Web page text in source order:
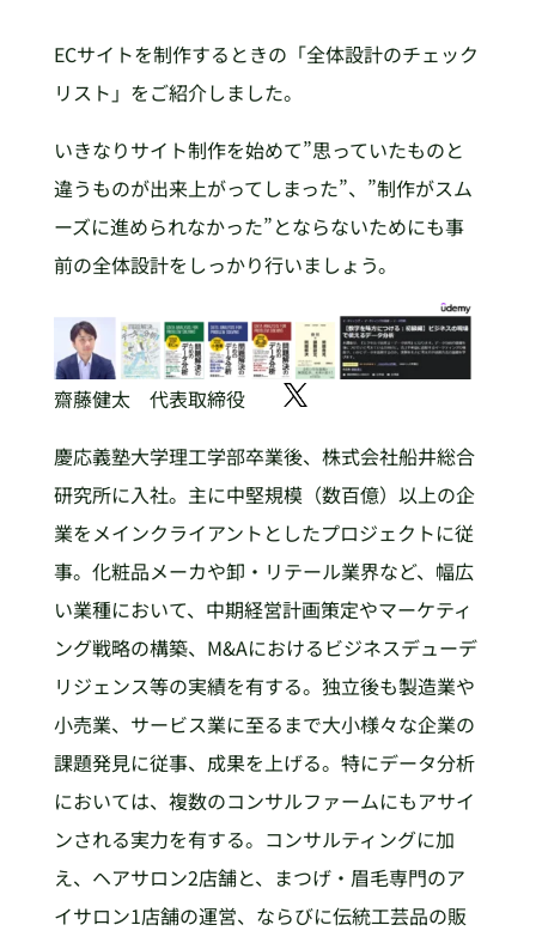
ECサイトを制作するときの「全体設計のチェック
リスト」をご紹介しました。
いきなりサイト制作を始めて”思っていたものと
違うものが出来上がってしまった”、”制作がスム
ーズに進められなかった”とならないためにも事
前の全体設計をしっかり行いましょう。
齋藤健太 代表取締役
慶応義塾大学理工学部卒業後、株式会社船井総合
研究所に入社。主に中堅規模（数百億）以上の企
業をメインクライアントとしたプロジェクトに従
事。化粧品メーカや卸・リテール業界など、幅広
い業種において、中期経営計画策定やマーケティ
ング戦略の構築、M&Aにおけるビジネスデューデ
リジェンス等の実績を有する。独立後も製造業や
小売業、サービス業に至るまで大小様々な企業の
課題発見に従事、成果を上げる。特にデータ分析
においては、複数のコンサルファームにもアサイ
ンされる実力を有する。コンサルティングに加
え、ヘアサロン2店舗と、まつげ・眉毛専門のア
イサロン1店舗の運営、ならびに伝統工芸品の販